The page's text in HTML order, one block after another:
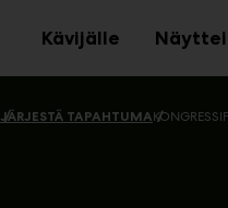
Main
Kävijälle Avaa
alavalikko
JÄRJESTÄ TAPAHTUMA